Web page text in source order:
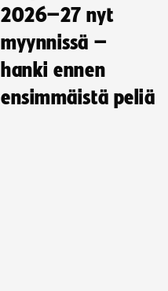
2026–27 nyt
myynnissä –
hanki ennen
ensimmäistä peliä